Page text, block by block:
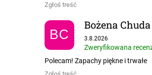
Zgłoś treść
BC
Bożena Chuda
Ocena sklepu to 5 na
3.8.2026
Zweryfikowana
Polecam! Zapachy piękne i trwałe